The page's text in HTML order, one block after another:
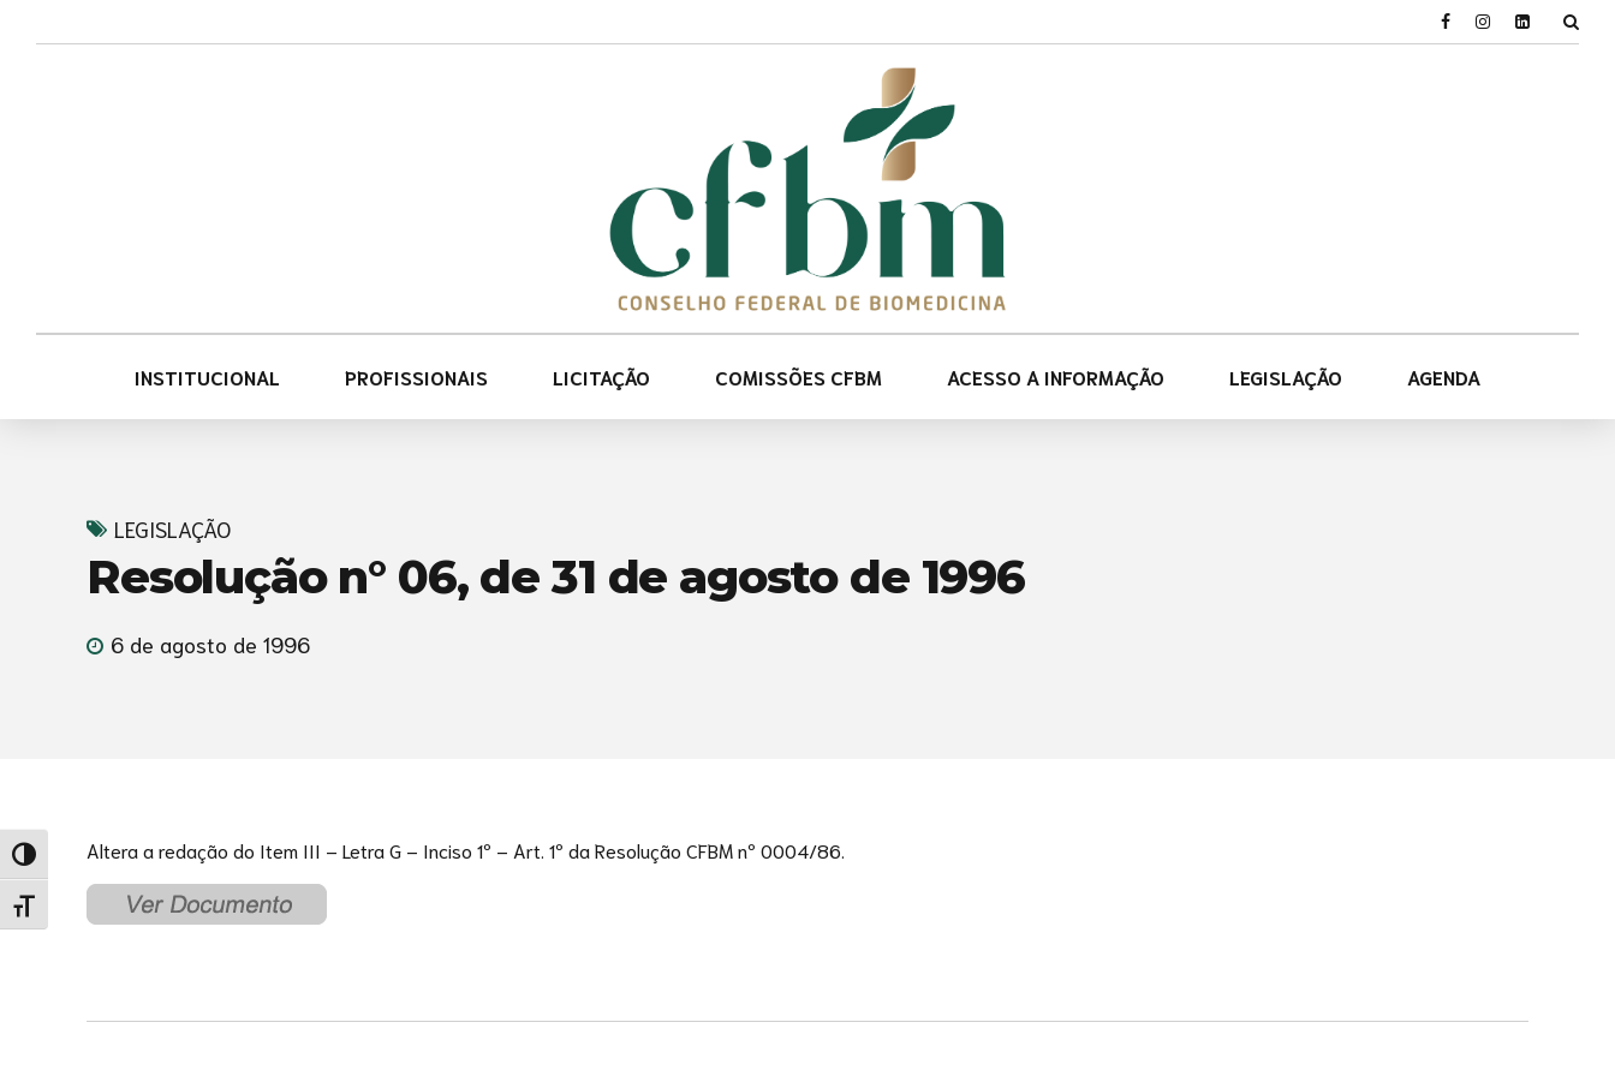
Alternar alto contraste
Alternar tamanho da fonte
INSTITUCIONAL PROFISSIONAIS LICITAÇÃO COMISSÕES CFBM ACESSO A INFORMAÇÃO LEGISLAÇÃO AGENDA
LEGISLAÇÃO
Resolução n° 06, de 31 de agosto de 1996
6 de agosto de 1996
Altera a redação do Item III – Letra G – Inciso 1º – Art. 1º da Resolução CFBM nº 0004/86.